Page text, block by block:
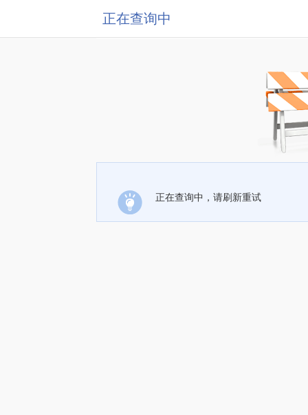
正在查询中
正在查询中，请刷新重试